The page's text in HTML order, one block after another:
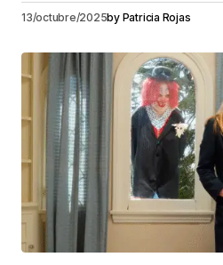
13/octubre/2025by Patricia Rojas